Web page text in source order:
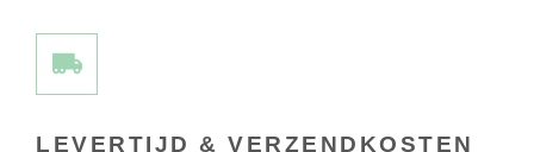
LEVERTIJD & VERZENDKOSTEN